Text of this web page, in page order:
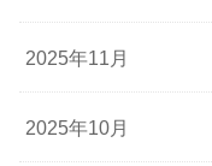
2025年11月
2025年10月